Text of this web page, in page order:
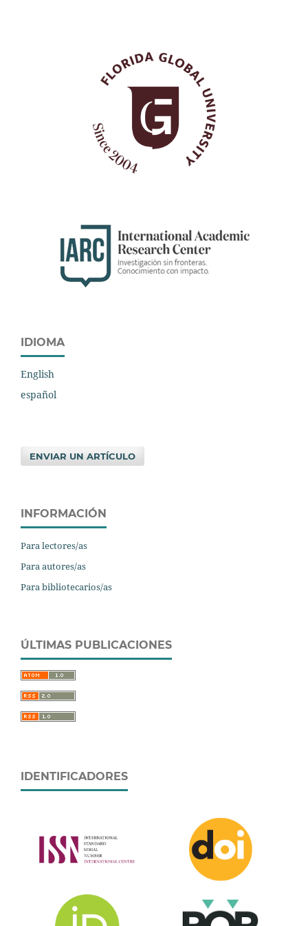
IDIOMA
English
español
ENVIAR UN ARTÍCULO
INFORMACIÓN
Para lectores/as
Para autores/as
Para bibliotecarios/as
ÚLTIMAS PUBLICACIONES
IDENTIFICADORES